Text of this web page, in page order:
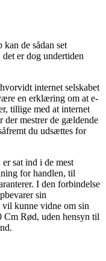
de sådan set
er dog undertiden
internet selskabet
en erklæring om at e-
tillige med at internet
der mestrer de gældende
du udsættes for
sat ind i de mest
for handlen, til
I den forbindelse
sin
vil kunne vidne om sin
Rød, uden hensyn til